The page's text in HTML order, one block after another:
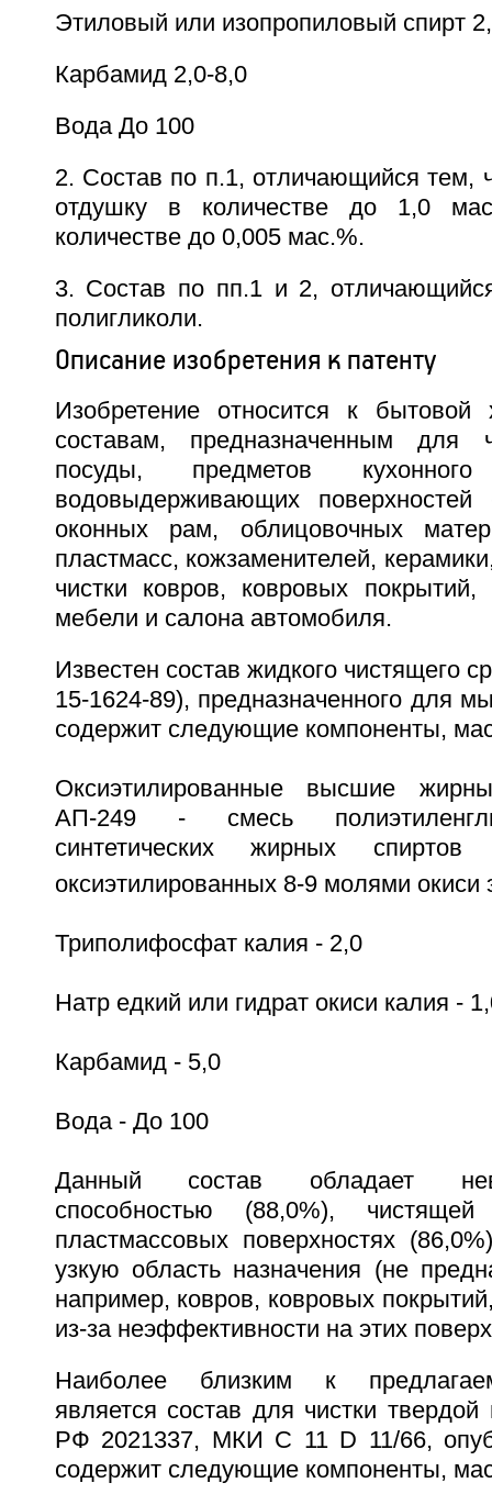
Этиловый или изопропиловый спирт
Карбамид 2,0-8,0
Вода До 100
2. Состав по п.1, отличающийся тем,
отдушку в количестве до 1,0
количестве до 0,005 мас.%.
3. Состав по пп.1 и 2,
полигликоли.
Описание изобретения к патенту
Изобретение относится к
составам, предназначенным для
посуды, предметов
водовыдерживающих
оконных рам, облицовочных
пластмасс, кожзаменителей,
чистки ковров, ковровых покрытий,
мебели и салона автомобиля.
Известен состав жидкого чистящего
15-1624-89), предназначенного для
содержит следующие компоненты,
Оксиэтилированные высшие
АП-249 - смесь
синтетических жирных
оксиэтилированных 8-9 молями окиси
Триполифосфат калия - 2,0
Натр едкий или гидрат окиси калия -
Карбамид - 5,0
Вода - До 100
Данный состав обладает
способностью (88,0%),
пластмассовых поверхностях
узкую область назначения (не
например, ковров, ковровых
из-за неэффективности на этих
Наиболее близким к
является состав для чистки твердой
РФ 2021337, МКИ С 11 D 11/66,
содержит следующие компоненты,